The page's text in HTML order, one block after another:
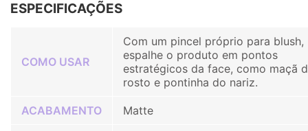
ESPECIFICAÇÕES
COMO USAR
Com um pincel próprio para blush,
espalhe o produto em pontos
estratégicos da face, como maçã
rosto e pontinha do nariz.
ACABAMENTO Matte